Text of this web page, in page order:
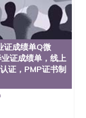
证成绩单Q微
证成绩单，线上
证，PMP证书制